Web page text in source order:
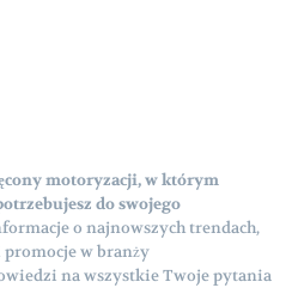
motoryzacji, w którym
do swojego
o najnowszych trendach,
w branży
na wszystkie Twoje pytania